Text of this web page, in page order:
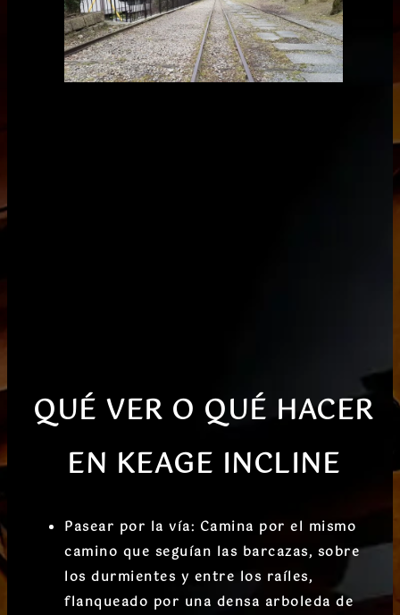
QUÉ VER O QUÉ HACER
EN KEAGE INCLINE
Pasear por la vía: Camina por el mismo
camino que seguían las barcazas, sobre
los durmientes y entre los raíles,
flanqueado por una densa arboleda de